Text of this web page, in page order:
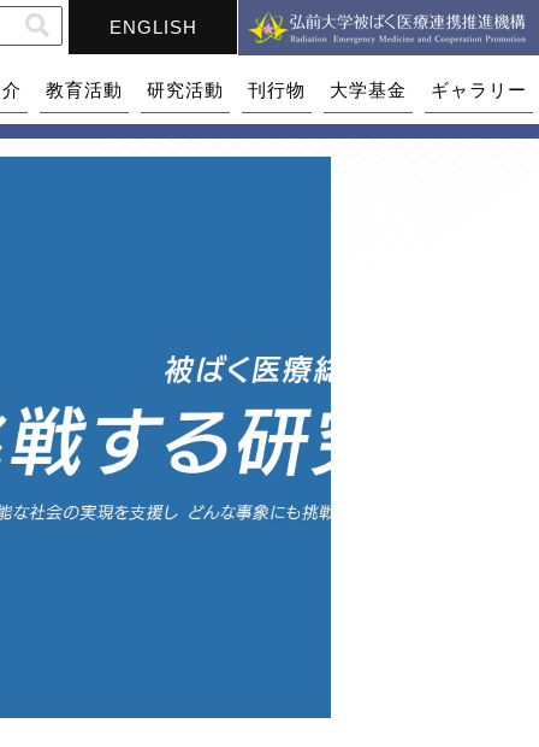
ENGLISH
教育活動 研究活動 刊行物 大学基金 ギャラリー